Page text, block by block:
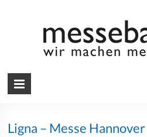
Messebauer
Wir
machen
Ligna – Messe Hannover